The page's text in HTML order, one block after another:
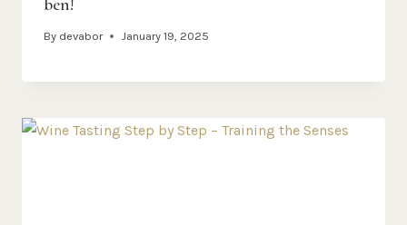
By devabor January 19, 2025